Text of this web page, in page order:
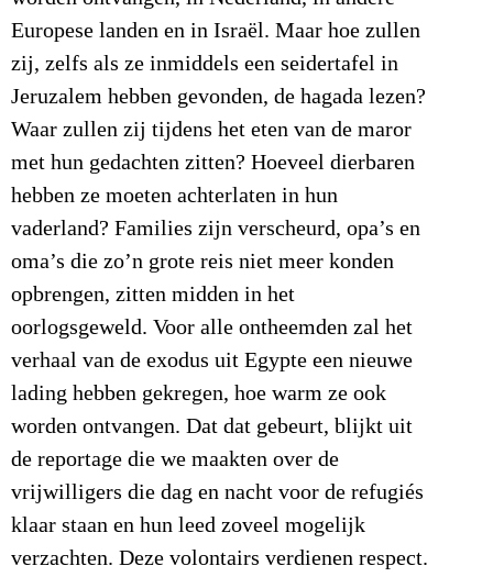
Europese landen en in Israël. Maar hoe zullen
zij, zelfs als ze inmiddels een seidertafel in
Jeruzalem hebben gevonden, de hagada lezen?
Waar zullen zij tijdens het eten van de maror
met hun gedachten zitten? Hoeveel dierbaren
hebben ze moeten achterlaten in hun
vaderland? Families zijn verscheurd, opa’s en
oma’s die zo’n grote reis niet meer konden
opbrengen, zitten midden in het
oorlogsgeweld. Voor alle ontheemden zal het
verhaal van de exodus uit Egypte een nieuwe
lading hebben gekregen, hoe warm ze ook
worden ontvangen. Dat dat gebeurt, blijkt uit
de reportage die we maakten over de
vrijwilligers die dag en nacht voor de refugiés
klaar staan en hun leed zoveel mogelijk
verzachten. Deze volontairs verdienen respect.